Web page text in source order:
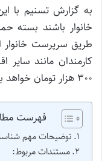
به گزارش تسنیم با
خانوار باشند بسته
طریق سرپرست خانوار
300 هزار تومان خواهد بود.
فهرست
توضیحات مهم
مستندات مربوط: